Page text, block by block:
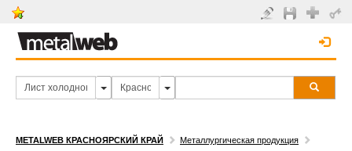
METALWEB КРАСНОЯРСКИЙ КРАЙ
Металлургическая продукция